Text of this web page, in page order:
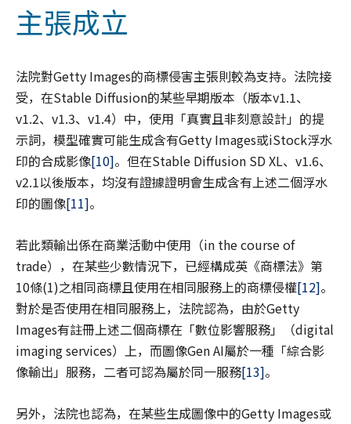
主張成立
法院對Getty Images的商標侵害主張則較為支持。法院接
受，在Stable Diffusion的某些早期版本（版本v1.1、
v1.2、v1.3、v1.4）中，使用「真實且非刻意設計」的提
示詞，模型確實可能生成含有Getty Images或iStock浮水
印的合成影像[10]。但在Stable Diffusion SD XL、v1.6、
v2.1以後版本，均沒有證據證明會生成含有上述二個浮水
印的圖像[11]。
若此類輸出係在商業活動中使用（in the course of
trade），在某些少數情況下，已經構成英《商標法》第
10條(1)之相同商標且使用在相同服務上的商標侵權[12]。
對於是否使用在相同服務上，法院認為，由於Getty
Images有註冊上述二個商標在「數位影響服務」（digital
imaging services）上，而圖像Gen AI屬於一種「綜合影
像輸出」服務，二者可認為屬於同一服務[13]。
另外，法院也認為，在某些生成圖像中的Getty Images或